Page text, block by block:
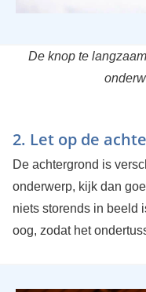
De knop te
2. Let op de
De achtergrond is
onderwerp, kijk dan
niets storends in beeld
oog, zodat het